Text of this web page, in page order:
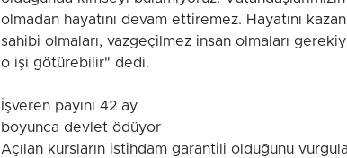
olmadan hayatını devam ettiremez. Hayatını
sahibi olmaları, vazgeçilmez insan olmaları
o işi götürebilir" dedi.
İşveren payını 42 ay
boyunca devlet ödüyor
Açılan kursların istihdam garantili olduğunu